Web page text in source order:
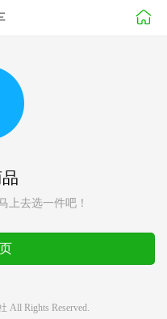
上去选一件吧！
All Rights Reserved.